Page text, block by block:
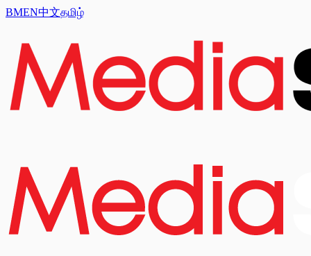
BMEN中文தமிழ்